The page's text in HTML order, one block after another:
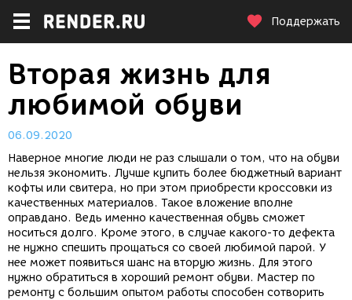
Поддержать
Вторая жизнь для
любимой обуви
06.09.2020
Наверное многие люди не раз слышали о том, что на обуви
нельзя экономить. Лучше купить более бюджетный вариант
кофты или свитера, но при этом приобрести кроссовки из
качественных материалов. Такое вложение вполне
оправдано. Ведь именно качественная обувь сможет
носиться долго. Кроме этого, в случае какого-то дефекта
не нужно спешить прощаться со своей любимой парой. У
нее может появиться шанс на вторую жизнь. Для этого
нужно обратиться в хороший ремонт обуви. Мастер по
ремонту с большим опытом работы способен сотворить